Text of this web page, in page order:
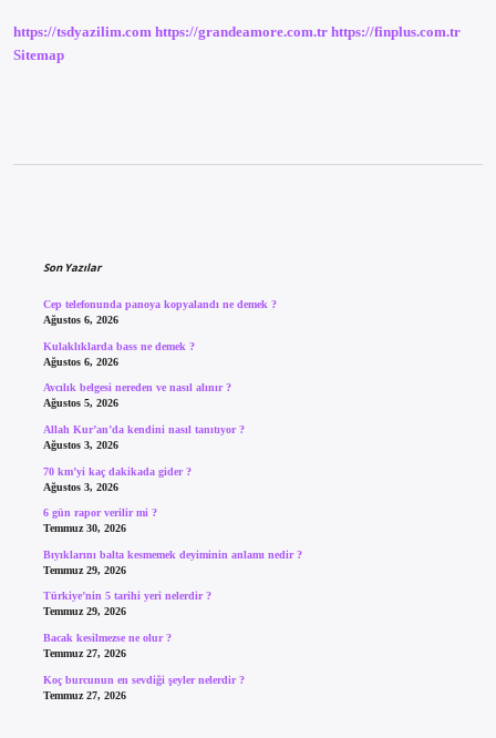
https://tsdyazilim.com https://grandeamore.com.tr https://finplus.com.tr
Sitemap
Son Yazılar
Cep telefonunda panoya kopyalandı ne demek ?
Ağustos 6, 2026
Kulaklıklarda bass ne demek ?
Ağustos 6, 2026
Avcılık belgesi nereden ve nasıl alınır ?
Ağustos 5, 2026
Allah Kur’an’da kendini nasıl tanıtıyor ?
Ağustos 3, 2026
70 km’yi kaç dakikada gider ?
Ağustos 3, 2026
6 gün rapor verilir mi ?
Temmuz 30, 2026
Bıyıklarını balta kesmemek deyiminin anlamı nedir ?
Temmuz 29, 2026
Türkiye’nin 5 tarihi yeri nelerdir ?
Temmuz 29, 2026
Bacak kesilmezse ne olur ?
Temmuz 27, 2026
Koç burcunun en sevdiği şeyler nelerdir ?
Temmuz 27, 2026